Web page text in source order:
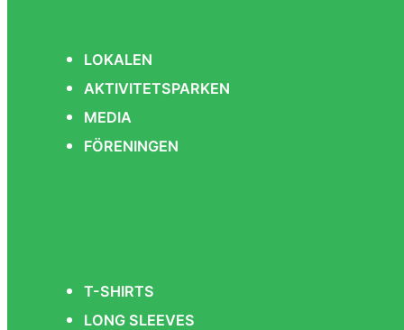
LOKALEN
AKTIVITETSPARKEN
MEDIA
FÖRENINGEN
T-SHIRTS
LONG SLEEVES